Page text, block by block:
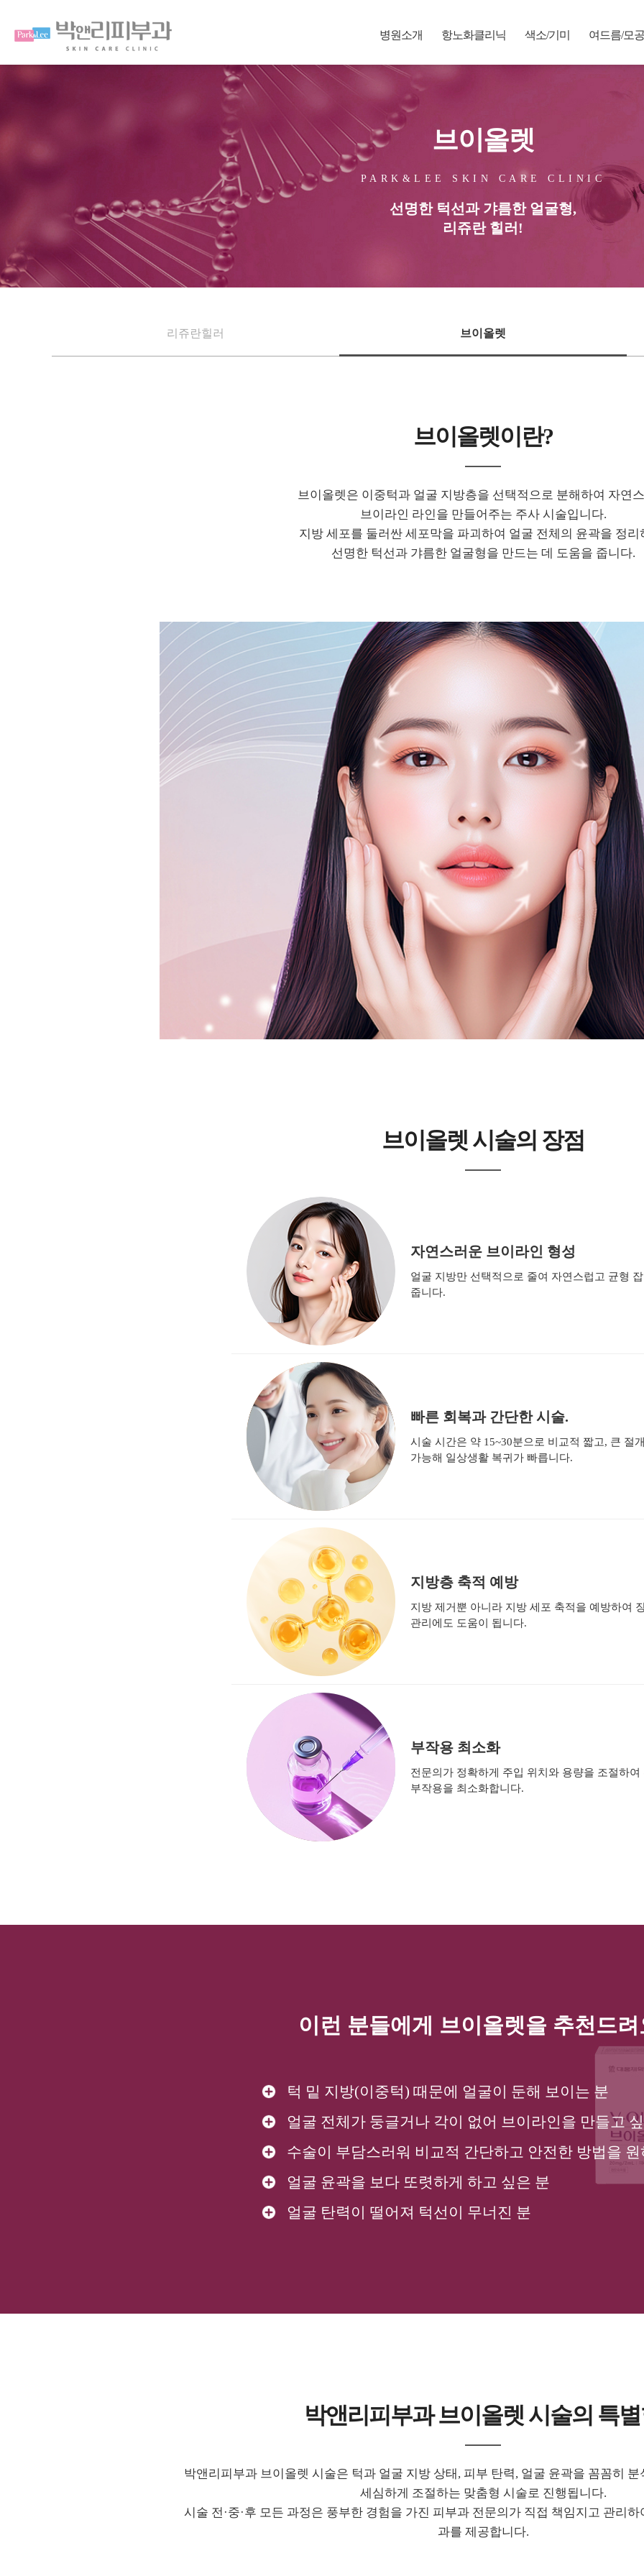
병원소개 항노화클리닉 색소/기미 여드름/모공
브이올렛
PARK&LEE SKIN CARE CLINIC
선명한 턱선과 갸름한 얼굴형,
리쥬란 힐러!
리쥬란힐러 브이올렛
브이올렛이란?
브이올렛은 이중턱과 얼굴 지방층을 선택적으로 분해하여 자연
브이라인 라인을 만들어주는 주사 시술입니다.
지방 세포를 둘러싼 세포막을 파괴하여 얼굴 전체의 윤곽을 정리
선명한 턱선과 갸름한 얼굴형을 만드는 데 도움을 줍니다.
브이올렛 시술의 장점
자연스러운 브이라인 형성
얼굴 지방만 선택적으로 줄여 자연스럽고 균형
줍니다.
빠른 회복과 간단한 시술.
시술 시간은 약 15~30분으로 비교적 짧고, 큰 절
가능해 일상생활 복귀가 빠릅니다.
지방층 축적 예방
지방 제거뿐 아니라 지방 세포 축적을 예방하여
관리에도 도움이 됩니다.
부작용 최소화
전문의가 정확하게 주입 위치와 용량을 조절하여
부작용을 최소화합니다.
이런 분들에게 브이올렛을 추천드려
턱 밑 지방(이중턱) 때문에 얼굴이 둔해 보이는 분
얼굴 전체가 둥글거나 각이 없어 브이라인을 만들고
수술이 부담스러워 비교적 간단하고 안전한 방법을
얼굴 윤곽을 보다 또렷하게 하고 싶은 분
얼굴 탄력이 떨어져 턱선이 무너진 분
박앤리피부과 브이올렛 시술의 특
박앤리피부과 브이올렛 시술은 턱과 얼굴 지방 상태, 피부 탄력, 얼굴 윤곽을 꼼꼼히
세심하게 조절하는 맞춤형 시술로 진행됩니다.
시술 전·중·후 모든 과정은 풍부한 경험을 가진 피부과 전문의가 직접 책임지고 관리
과를 제공합니다.